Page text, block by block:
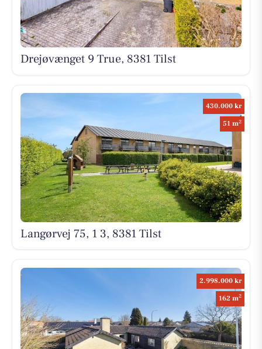
Drejøvænget 9 True, 8381 Tilst
430.000 kr
51 m2
Langørvej 75, 1 3, 8381 Tilst
2.998.000 kr
162 m2